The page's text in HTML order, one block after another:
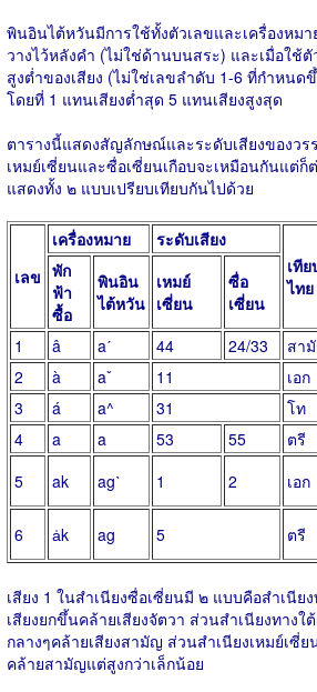
พินอินไต้หวันมีการใช้ทั้งตัวเลขและเครื่องหมา
วางไว้หลังคำ (ไม่ใช่ด้านบนสระ) และเมื่อใช้
สูงต่ำของเสียง (ไม่ใช่เลขลำดับ 1-6 ที่กำหนด
โดยที่ 1 แทนเสียงต่ำสุด 5 แทนเสียงสูงสุด
ตารางนี้แสดงสัญลักษณ์และระดับเสียงของวร
เหมย์เซี่ยนและซื่อเซี่ยนเกือบจะเหมือนกันแต่ก็
แสดงทั้ง ๒ แบบเปรียบเทียบกันไปด้วย
เลข
เครื่องหมาย
ระดับเสียง
เที
ไทย
พัก
ฟ้า
ซื้อ
พินอิน
ไต้หวัน
เหมย์
เซี่ยน
ซื่อ
เซี่ยน
1
â aˊ 44 24/33 สา
2
à aˇ 11 เอก
3
á a^ 31 โท
4
a a 53 55 ตรี
5
ak agˋ 1 2 เอก
6
a̍k ag 5 ตรี
เสียง 1 ในสำเนียงซื่อเซี่ยนมี ๒ แบบคือสำเนีย
เสียงยกขึ้นคล้ายเสียงจัตวา ส่วนสำเนียงทางใ
กลางๆคล้ายเสียงสามัญ ส่วนสำเนียงเหมย์เซี่ย
คล้ายสามัญแต่สูงกว่าเล็กน้อย